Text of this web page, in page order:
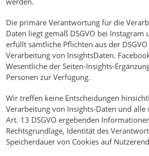
Die primäre Verantwortung für die
Daten liegt gemäß DSGVO bei Instagram
erfüllt sämtliche Pflichten aus der
Verarbeitung von InsightsDaten.
Wesentliche der Seiten-Insights-
Personen zur Verfügung.
Wir treffen keine Entscheidungen
Verarbeitung von Insights-Daten und alle
Art. 13 DSGVO ergebenden
Rechtsgrundlage, Identität des
Speicherdauer von Cookies auf